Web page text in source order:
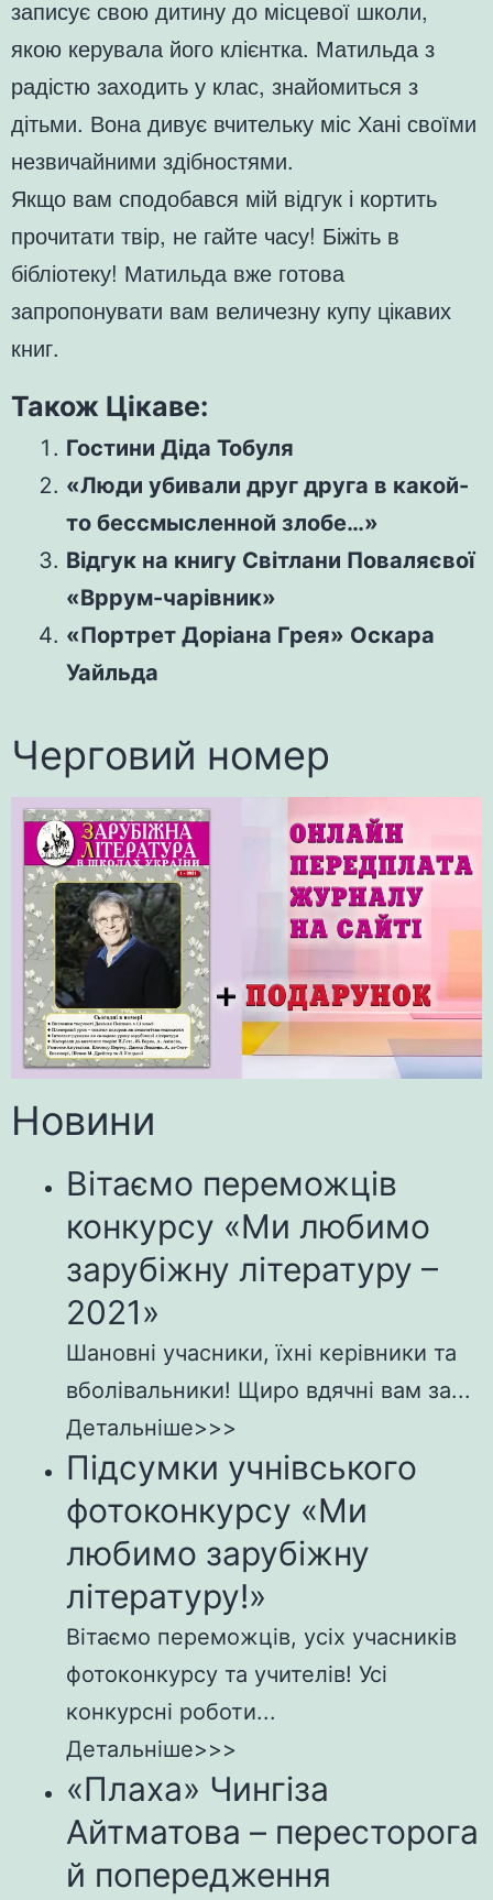
записує свою дитину до місцевої школи,
якою керувала його клієнтка. Матильда з
радістю заходить у клас, знайомиться з
дітьми. Вона дивує вчительку міс Хані своїми
незвичайними здібностями.
Якщо вам сподобався мій відгук і кортить
прочитати твір, не гайте часу! Біжіть в
бібліотеку! Матильда вже готова
запропонувати вам величезну купу цікавих
книг.
Також Цікаве:
Гостини Діда Тобуля
«Люди убивали друг друга в какой-
то бессмысленной злобе…»
Відгук на книгу Світлани Поваляєвої
«Вррум-чарівник»
«Портрет Доріана Грея» Оскара
Уайльда
Черговий номер
Новини
Вітаємо переможців
конкурсу «Ми любимо
зарубіжну літературу –
2021»
Шановні учасники, їхні керівники та
вболівальники! Щиро вдячні вам за...
Детальніше>>>
Підсумки учнівського
фотоконкурсу «Ми
любимо зарубіжну
літературу!»
Вітаємо переможців, усіх учасників
фотоконкурсу та учителів! Усі
конкурсні роботи...
Детальніше>>>
«Плаха» Чингіза
Айтматова – пересторога
й попередження